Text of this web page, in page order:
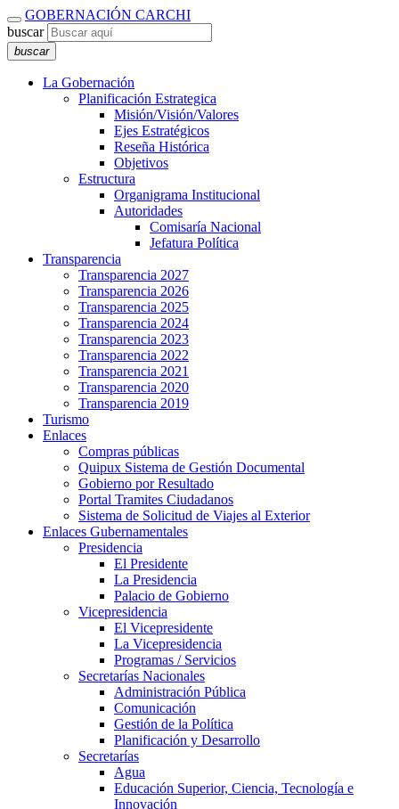
GOBERNACIÓN CARCHI
buscar
buscar
La Gobernación
Planificación Estrategica
Misión/Visión/Valores
Ejes Estratégicos
Reseña Histórica
Objetivos
Estructura
Organigrama Institucional
Autoridades
Comisaría Nacional
Jefatura Política
Transparencia
Transparencia 2027
Transparencia 2026
Transparencia 2025
Transparencia 2024
Transparencia 2023
Transparencia 2022
Transparencia 2021
Transparencia 2020
Transparencia 2019
Turismo
Enlaces
Compras públicas
Quipux Sistema de Gestión Documental
Gobierno por Resultado
Portal Tramites Ciudadanos
Sistema de Solicitud de Viajes al Exterior
Enlaces Gubernamentales
Presidencia
El Presidente
La Presidencia
Palacio de Gobierno
Vicepresidencia
El Vicepresidente
La Vicepresidencia
Programas / Servicios
Secretarías Nacionales
Administración Pública
Comunicación
Gestión de la Política
Planificación y Desarrollo
Secretarías
Agua
Educación Superior, Ciencia, Tecnología e
Innovación